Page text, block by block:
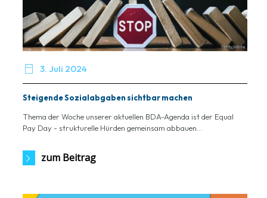
 3. Juli 2024
Steigende Sozialabgaben sichtbar machen
Thema der Woche unserer aktuellen BDA-Agenda ist der Equal
Pay Day - strukturelle Hürden gemeinsam abbauen...
zum Beitrag